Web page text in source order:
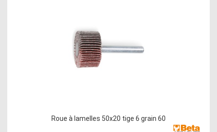
Roue à lamelles 50x20 tige 6 grain 60